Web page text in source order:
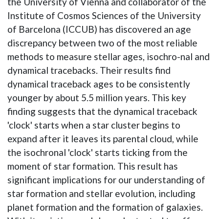
Institute of Cosmos Sciences of the University
of Barcelona (ICCUB) has discovered an age
discrepancy between two of the most reliable
methods to measure stellar ages, isochro-nal and
dynamical tracebacks. Their results find
dynamical traceback ages to be consistently
younger by about 5.5 million years. This key
finding suggests that the dynamical traceback
'clock' starts when a star cluster begins to
expand after it leaves its parental cloud, while
the isochronal 'clock' starts ticking from the
moment of star formation. This result has
significant implications for our understanding of
star formation and stellar evolution, including
planet formation and the formation of galaxies.